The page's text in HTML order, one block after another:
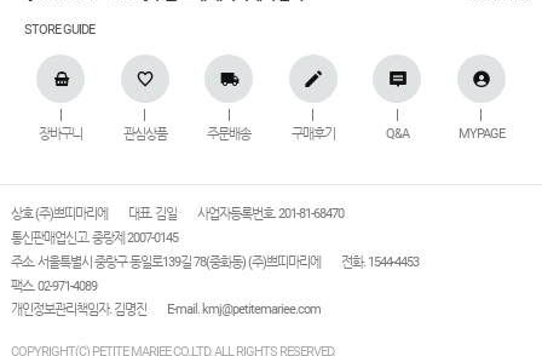
STORE GUIDE
장바구니 관심상품 주문배송 구매후기 Q&A MYPAGE
상호 (주)쁘띠마리에 대표. 김일
사업자등록번호. 201-81-68470
통신판매업신고. 중랑제 2007-0145
주소. 서울특별시 중랑구 동일로139길 78(중화동) (주)쁘띠마리에
전화. 1544-4453
팩스. 02-971-4089
개인정보관리책임자. 김명진
E-mail. kmj@petitemariee.com
COPYRIGHT(C) PETITE MARIEE CO.,LTD. ALL RIGHTS RESERVED.